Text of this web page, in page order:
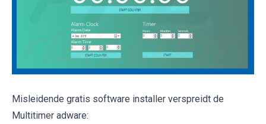
Misleidende gratis software installer verspreidt de
Multitimer adware: